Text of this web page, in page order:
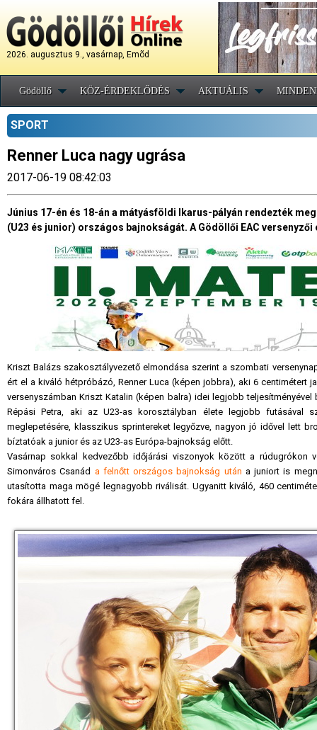
2026. augusztus 9., vasárnap, Emõd
Gödöllő KÖZ-ÉRDEKLŐDÉS AKTUÁLIS
SPORT
Renner Luca nagy ugrása
2017-06-19 08:42:03
Június 17-én és 18-án a mátyásföldi Ikarus-pályán rendezték
(U23 és junior) országos bajnokságát. A Gödöllői EAC
Kriszt Balázs szakosztályvezető elmondása szerint a szombati
ért el a kiváló hétpróbázó, Renner Luca (képen jobbra), aki 6 centimétert
versenyszámban Kriszt Katalin (képen balra) idei legjobb
Répási Petra, aki az U23-as korosztályban élete legjobb futásával
meglepetésére, klasszikus sprintereket legyőzve, nagyon jó idővel lett
bíztatóak a junior és az U23-as Európa-bajnokság előtt.
Vasárnap sokkal kedvezőbb időjárási viszonyok között a
Simonváros Csanád a felnőtt országos bajnokság után a juniort is
utasította maga mögé legnagyobb riválisát. Ugyanitt kiváló, 460
fokára állhatott fel.